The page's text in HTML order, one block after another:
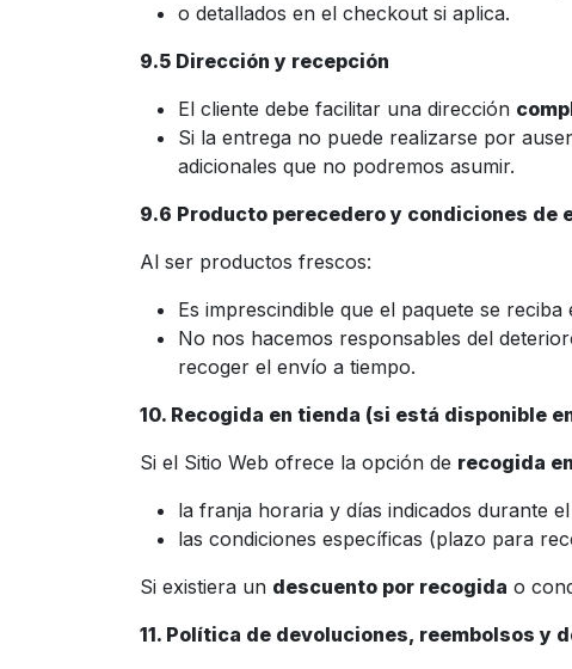
o detallados en el checkout si aplica.
9.5 Dirección y recepción
El cliente debe facilitar una dirección
Si la entrega no puede realizarse por
adicionales que no podremos asumir.
9.6 Producto perecedero y condiciones de
Al ser productos frescos:
Es imprescindible que el paquete se
No nos hacemos responsables del
recoger el envío a tiempo.
10. Recogida en tienda (si está disponible
Si el Sitio Web ofrece la opción de recogida
la franja horaria y días indicados durante
las condiciones específicas (plazo para
Si existiera un descuento por recogida o
11. Política de devoluciones, reembolsos y